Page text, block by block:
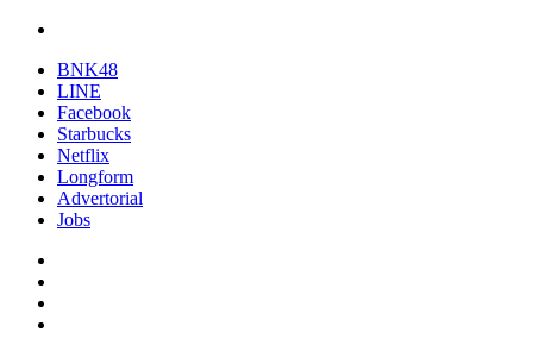
BNK48
LINE
Facebook
Starbucks
Netflix
Longform
Advertorial
Jobs